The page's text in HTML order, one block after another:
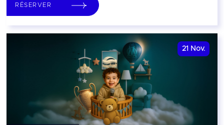
RÉSERVER
21 Nov.